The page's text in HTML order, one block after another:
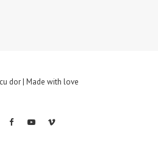
dor | Made with love